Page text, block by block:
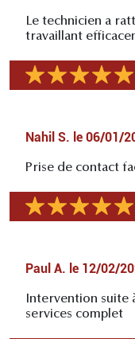
Le technicien a
travaillant
Nahil S. le 06/01/
Prise de contact
Paul A. le 12/02/
Intervention suite
services complet